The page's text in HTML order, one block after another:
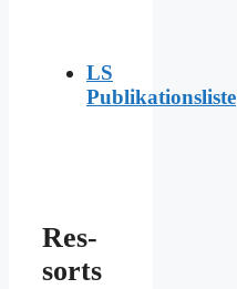
LS
Publikationsliste
Res­
sorts